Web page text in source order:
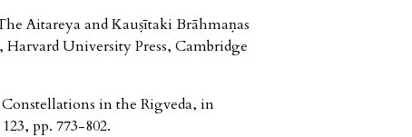
Aitareya and Kauṣītaki Brāhmaṇas
University Press, Cambridge
Constellations in the Rigveda, in
pp. 773-802.